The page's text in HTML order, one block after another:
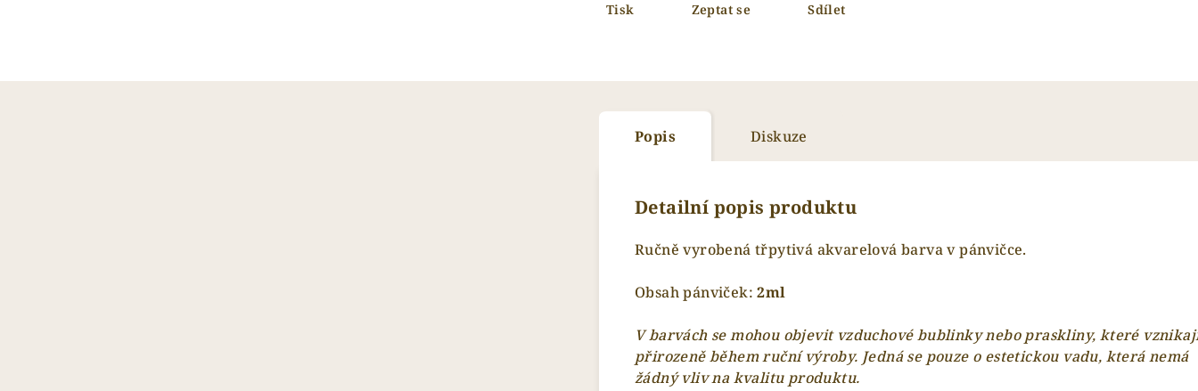
Tisk Zeptat se Sdílet
Popis Diskuze
Detailní popis produktu
Ručně vyrobená třpytivá akvarelová barva v pánvičce.
Obsah pánviček: 2ml
V barvách se mohou objevit vzduchové bublinky nebo praskliny, které
přirozeně během ruční výroby. Jedná se pouze o estetickou vadu, která nemá
žádný vliv na kvalitu produktu.